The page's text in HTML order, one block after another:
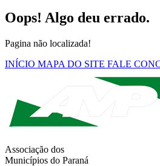
Oops! Algo deu errado.
Pagina não localizada!
INÍCIO MAPA DO SITE FALE
Associação dos
Municípios do Paraná